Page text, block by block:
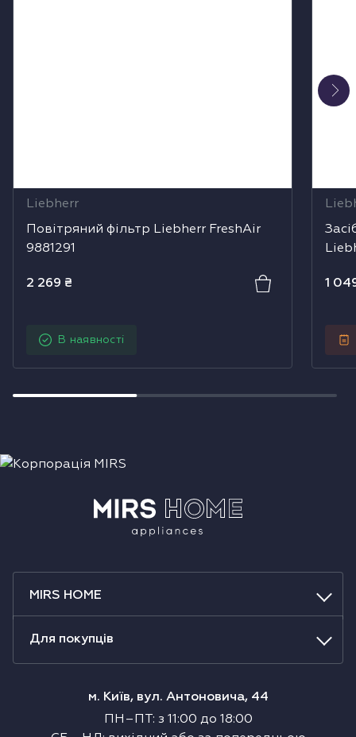
Liebherr
Повітряний фільтр Liebherr FreshAir
9881291
2 269 ₴
В наявності
1
MIRS HOME
Для покупців
м. Київ, вул. Антоновича, 44
ПН–ПТ : з 11:00 до 18:00